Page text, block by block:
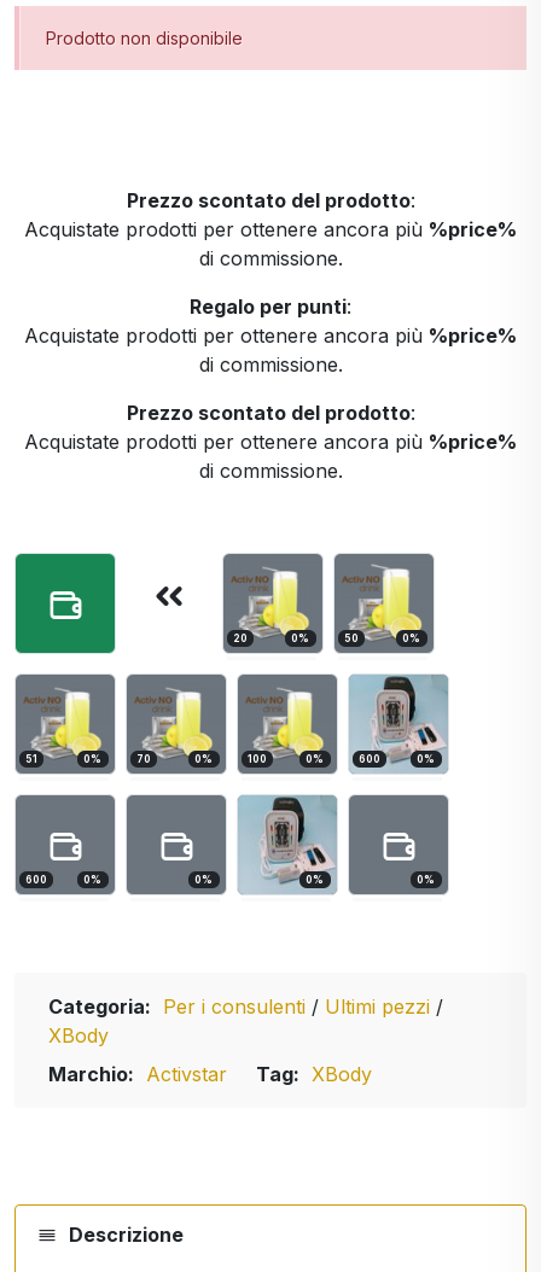
Prodotto non disponibile
Prezzo scontato del prodotto:
Acquistate prodotti per ottenere ancora più %price%
di commissione.
Regalo per punti:
Acquistate prodotti per ottenere ancora più %price%
di commissione.
Prezzo scontato del prodotto:
Acquistate prodotti per ottenere ancora più %price%
di commissione.
20 0% 50 0%
51 0% 70 0% 100 0% 600 0%
600 0% 0% 0% 0%
Categoria: Per i consulenti / Ultimi pezzi /
XBody
Marchio: Activstar Tag: XBody
Descrizione